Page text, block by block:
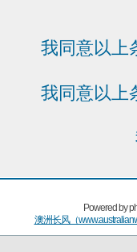
我同意以上
我同意以上
Powered by
澳洲长风（